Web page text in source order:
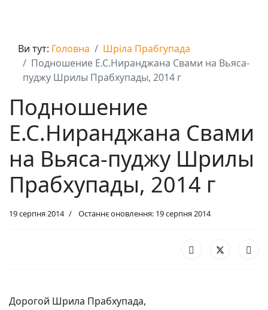
Ви тут: Головна
Шріла Прабгупада
Подношение Е.С.Ниранджана Свами на Вьяса-
пуджу Шрилы Прабхупады, 2014 г
Подношение
Е.С.Ниранджана Свами
на Вьяса-пуджу Шрилы
Прабхупады, 2014 г
19 серпня 2014 Останнє оновлення: 19 серпня 2014
Дорогой Шрила Прабхупада,